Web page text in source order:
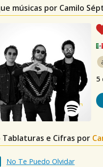
músicas por Camilo
5
Tablaturas e Cifras por
No Te Puedo Olvidar